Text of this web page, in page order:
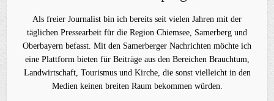
Als freier Journalist bin ich bereits seit vielen Jahren mit der
täglichen Pressearbeit für die Region Chiemsee, Samerberg und
Oberbayern befasst. Mit den Samerberger Nachrichten möchte ich
eine Plattform bieten für Beiträge aus den Bereichen Brauchtum,
Landwirtschaft, Tourismus und Kirche, die sonst vielleicht in den
Medien keinen breiten Raum bekommen würden.